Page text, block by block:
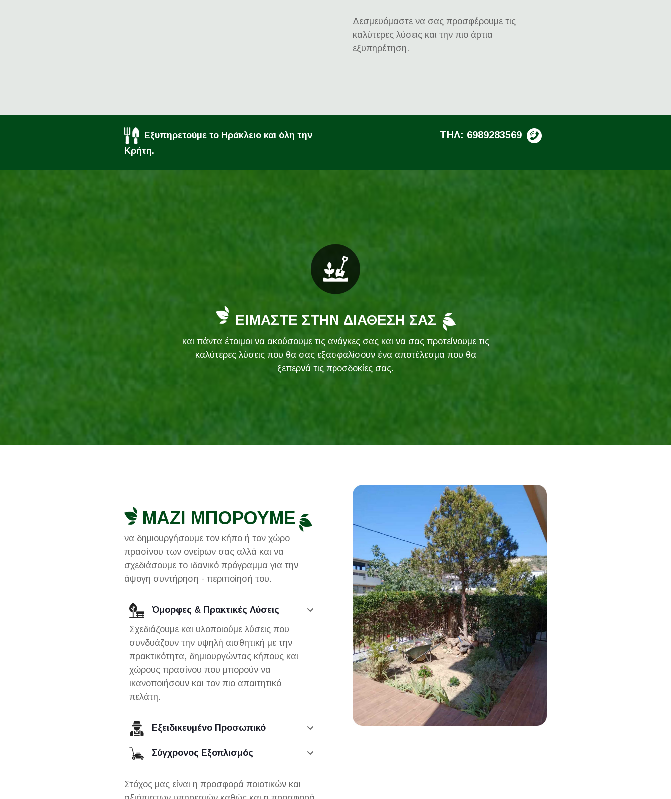
Δεσμευόμαστε να σας προσφέρουμε τις
καλύτερες λύσεις και την πιο άρτια
εξυπηρέτηση.
Εξυπηρετούμε το Ηράκλειο και όλη την
Κρήτη.
ΤΗΛ: 6989283569
ΕΙΜΑΣΤΕ ΣΤΗΝ ΔΙΑΘΕΣΗ ΣΑΣ
και πάντα έτοιμοι να ακούσουμε τις ανάγκες σας και να σας προτείνουμε τις
καλύτερες λύσεις που θα σας εξασφαλίσουν ένα αποτέλεσμα που θα
ξεπερνά τις προσδοκίες σας.
ΜΑΖΙ ΜΠΟΡΟΥΜΕ
να δημιουργήσουμε τον κήπο ή τον χώρο
πρασίνου των ονείρων σας αλλά και να
σχεδιάσουμε το ιδανικό πρόγραμμα για την
άψογη συντήρηση - περιποίησή του.
Όμορφες & Πρακτικές Λύσεις
Σχεδιάζουμε και υλοποιούμε λύσεις που
συνδυάζουν την υψηλή αισθητική με την
πρακτικότητα, δημιουργώντας κήπους και
χώρους πρασίνου που μπορούν να
ικανοποιήσουν και τον πιο απαιτητικό
πελάτη.
Εξειδικευμένο Προσωπικό
Σύγχρονος Εξοπλισμός
Στόχος μας είναι η προσφορά ποιοτικών και